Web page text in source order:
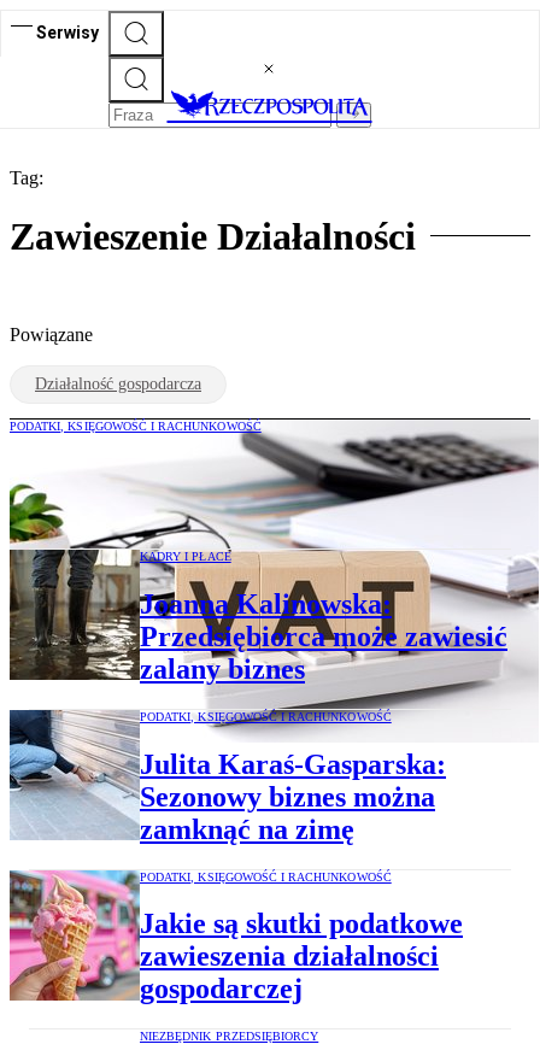
Serwisy
Tag:
Zawieszenie Działalności
Powiązane
Działalność gospodarcza
PODATKI, KSIĘGOWOŚĆ I RACHUNKOWOŚĆ
Zawieszenia działalności gospodarczej. A
co z VAT?
KADRY I PŁACE
Joanna Kalinowska:
Przedsiębiorca może zawiesić
zalany biznes
PODATKI, KSIĘGOWOŚĆ I RACHUNKOWOŚĆ
Julita Karaś-Gasparska:
Sezonowy biznes można
zamknąć na zimę
PODATKI, KSIĘGOWOŚĆ I RACHUNKOWOŚĆ
Jakie są skutki podatkowe
zawieszenia działalności
gospodarczej
NIEZBĘDNIK PRZEDSIĘBIORCY